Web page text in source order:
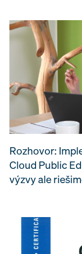
Rozhovor:
Cloud Public
výzvy ale